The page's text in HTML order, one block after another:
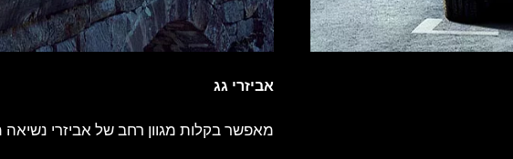
אביזרי גג
מאפשר בקלות מגוון רחב של אביזרי